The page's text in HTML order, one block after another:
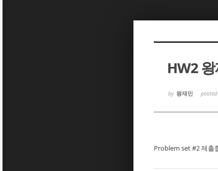
HW2
by 왕재민 posted
Problem set #2 제출
Sketchbook5, 스케치북5
Sketchbook5, 스케치북5
Sketchbook5, 스케치북5
Sketchbook5, 스케치북5